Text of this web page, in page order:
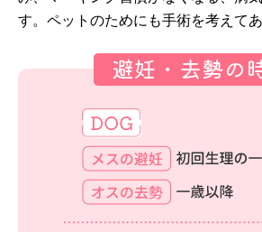
す。ペットのためにも手術を考えてあ
避妊・去勢の